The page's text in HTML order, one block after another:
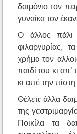
δαιμόνιο τον
γυναίκα τον
Ο άλλος πάλι
φιλαργυρίας,
χρήμα τον
παιδί του κι απ’
κι από την πίστη
Θέλετε άλλα
της
Ποικίλα τα